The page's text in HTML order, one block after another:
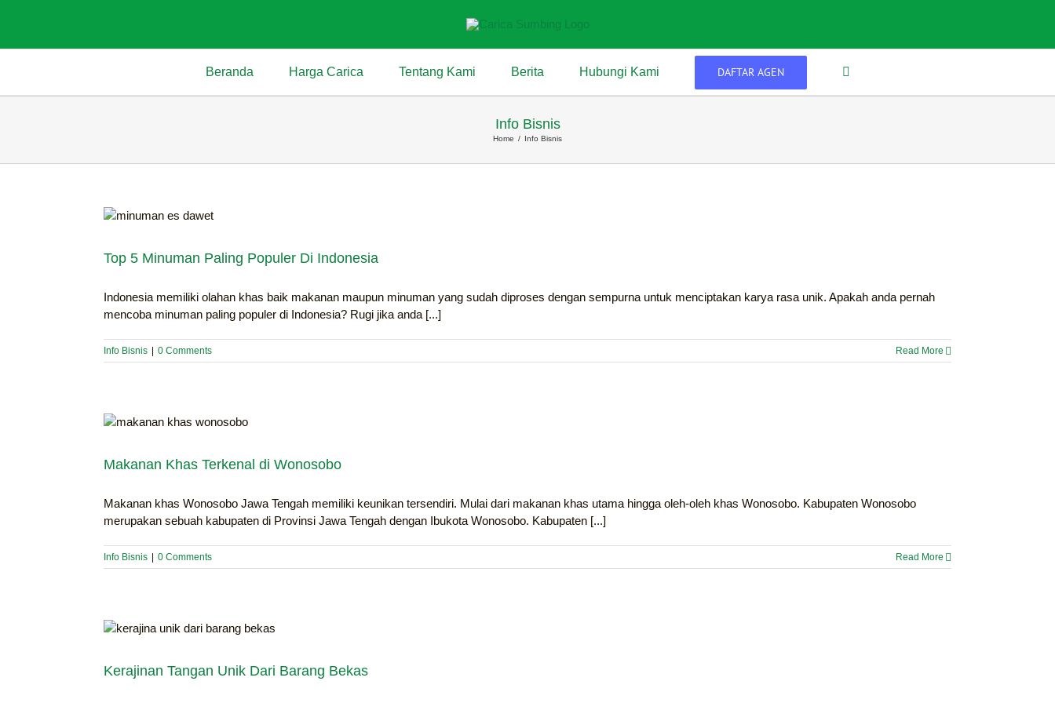
Beranda Harga Carica Tentang Kami Berita Hubungi Kami DAFTAR AGEN
Info Bisnis
Home / Info Bisnis
Top 5 Minuman Paling Populer Di Indonesia
Indonesia memiliki olahan khas baik makanan maupun minuman yang sudah diproses dengan sempurna untuk menciptakan karya rasa unik. Apakah anda pernah
mencoba minuman paling populer di Indonesia? Rugi jika anda [...]
Info Bisnis 0 Comments Read More
Makanan Khas Terkenal di Wonosobo
Makanan khas Wonosobo Jawa Tengah memiliki keunikan tersendiri. Mulai dari makanan khas utama hingga oleh-oleh khas Wonosobo. Kabupaten Wonosobo
merupakan sebuah kabupaten di Provinsi Jawa Tengah dengan Ibukota Wonosobo. Kabupaten [...]
Info Bisnis 0 Comments Read More
Kerajinan Tangan Unik Dari Barang Bekas